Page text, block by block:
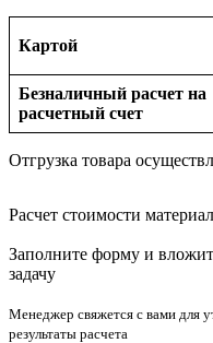
Картой
Безналичный расчет на
расчетный счет
Отгрузка товара
Расчет стоимости
Заполните форму и
задачу
Менеджер свяжется с вами для
результаты расчета